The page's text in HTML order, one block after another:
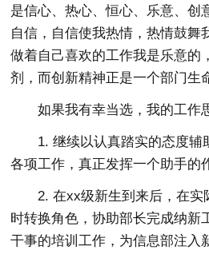
是信心、热心、恒心、乐意、创
自信，自信使我热情，热情鼓舞
做着自己喜欢的工作我是乐意的
剂，而创新精神正是一个部门生
如果我有幸当选，我的工作
1. 继续以认真踏实的态度辅
各项工作，真正发挥一个助手的
2. 在xx级新生到来后，在实
时转换角色，协助部长完成纳新
干事的培训工作，为信息部注入